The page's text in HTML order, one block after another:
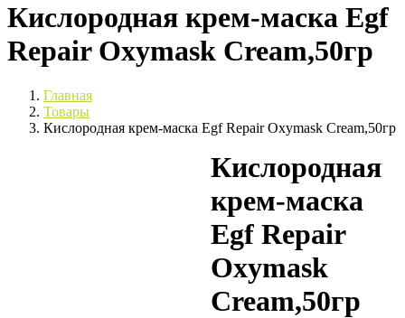
Кислородная крем-маска Egf
Repair Oxymask Cream,50гр
Главная
Товары
Кислородная крем-маска Egf Repair Oxymask Cream,50гр
Кислородная
крем-маска
Egf Repair
Oxymask
Cream,50гр